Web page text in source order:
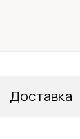
Доставка